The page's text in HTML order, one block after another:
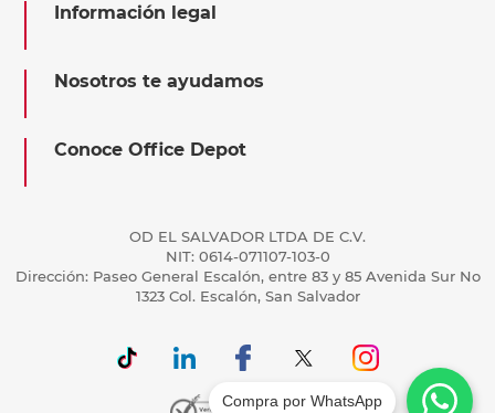
Información legal
Nosotros te ayudamos
Conoce Office Depot
OD EL SALVADOR LTDA DE C.V.
NIT: 0614-071107-103-0
Dirección: Paseo General Escalón, entre 83 y 85 Avenida Sur No
1323 Col. Escalón, San Salvador
Compra por WhatsApp